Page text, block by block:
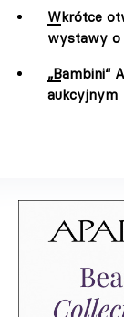
Wkrótce
wystawy o
„Bambini“
aukcyjnym